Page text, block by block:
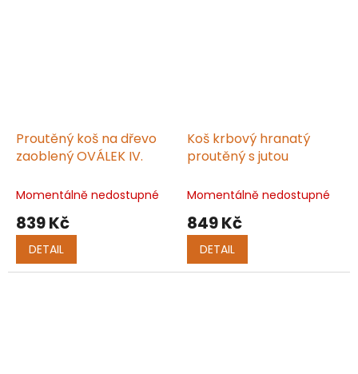
Proutěný koš na dřevo
zaoblený OVÁLEK IV.
Momentálně nedostupné
839 Kč
DETAIL
Koš krbový hranatý
proutěný s jutou
Momentálně nedostupné
849 Kč
DETAIL